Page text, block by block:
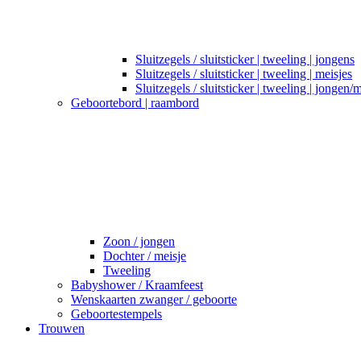
Sluitzegels / sluitsticker | tweeling | jongens
Sluitzegels / sluitsticker | tweeling | meisjes
Sluitzegels / sluitsticker | tweeling | jongen/
Geboortebord | raambord
Zoon / jongen
Dochter / meisje
Tweeling
Babyshower / Kraamfeest
Wenskaarten zwanger / geboorte
Geboortestempels
Trouwen